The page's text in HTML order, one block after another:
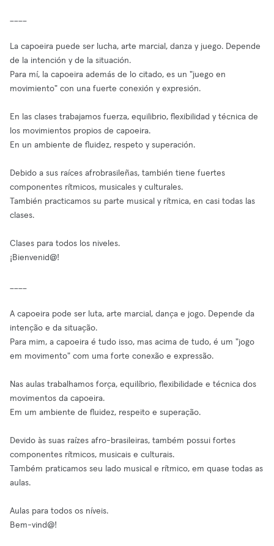
La capoeira puede ser lucha, arte marcial, danza y juego. Depende
de la intención y de la situación.
Para mí, la capoeira además de lo citado, es un "juego en
movimiento" con una fuerte conexión y expresión.
En las clases trabajamos fuerza, equilibrio, flexibilidad y técnica de
los movimientos propios de capoeira.
En un ambiente de fluidez, respeto y superación.
Debido a sus raíces afrobrasileñas, también tiene fuertes
componentes rítmicos, musicales y culturales.
También practicamos su parte musical y rítmica, en casi todas las
clases.
Clases para todos los niveles.
¡Bienvenid@!
A capoeira pode ser luta, arte marcial, dança e jogo. Depende da
intenção e da situação.
Para mim, a capoeira é tudo isso, mas acima de tudo, é um "jogo
em movimento" com uma forte conexão e expressão.
Nas aulas trabalhamos força, equilíbrio, flexibilidade e técnica dos
movimentos da capoeira.
Em um ambiente de fluidez, respeito e superação.
Devido às suas raízes afro-brasileiras, também possui fortes
componentes rítmicos, musicais e culturais.
Também praticamos seu lado musical e rítmico, em quase todas as
aulas.
Aulas para todos os níveis.
Bem-vind@!